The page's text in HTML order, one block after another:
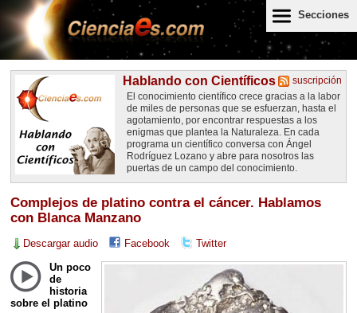
Secciones
suscripción
Hablando con Científicos
El conocimiento científico crece gracias a la labor
de miles de personas que se esfuerzan, hasta el
agotamiento, por encontrar respuestas a los
enigmas que plantea la Naturaleza. En cada
programa un científico conversa con Ángel
Rodríguez Lozano y abre para nosotros las
puertas de un campo del conocimiento.
Complejos de platino contra el cáncer. Hablamos
con Blanca Manzano
Descargar audio Facebook Twitter
Un poco
de
historia
sobre el platino